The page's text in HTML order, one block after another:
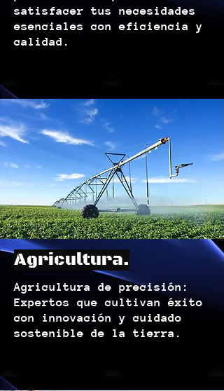
satisfacer tus necesidades
esenciales con eficiencia y
calidad.
Agricultura.
Agricultura de precisión:
Expertos que cultivan éxito
con innovación y cuidado
sostenible de la tierra.